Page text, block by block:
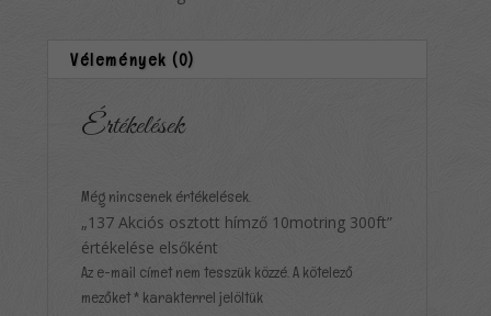
Vélemények (0)
Értékelések
Még nincsenek értékelések.
„137 Akciós osztott hímző 10motring 300ft”
értékelése elsőként
Az e-mail címet nem tesszük közzé.A kötelező
mezőket * karakterrel jelöltük